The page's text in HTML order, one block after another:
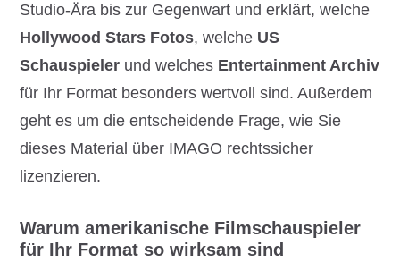
Studio-Ära bis zur Gegenwart und erklärt, welche
Hollywood Stars Fotos, welche US
Schauspieler und welches Entertainment Archiv
für Ihr Format besonders wertvoll sind. Außerdem
geht es um die entscheidende Frage, wie Sie
dieses Material über IMAGO rechtssicher
lizenzieren.
Warum amerikanische Filmschauspieler
für Ihr Format so wirksam sind